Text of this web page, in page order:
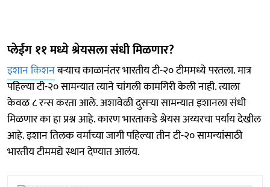
प्लेईंग ११ मध्ये श्रेयसला संधी मिळणार?
इशान किशनबऱ्याच काळानंतर भारतीय टी-२० टीममध्ये परतला. मात्र
पहिल्या टी-२० सामन्यात त्याने चांगली कामगिरी केली नाही. त्याला
केवळ ८ रन्स करता आले. अशावेळी दुसऱ्या सामन्यात इशानला संधी
मिळणार का हा प्रश्न आहे. कारण भारताकडे श्रेयस अय्यरचा पर्याय देखील
आहे. इशान तिलक वर्माच्या जागी पहिल्या तीन टी-२० सामन्यांसाठी
भारतीय टीममद्ये स्थान देण्यात आलंय.